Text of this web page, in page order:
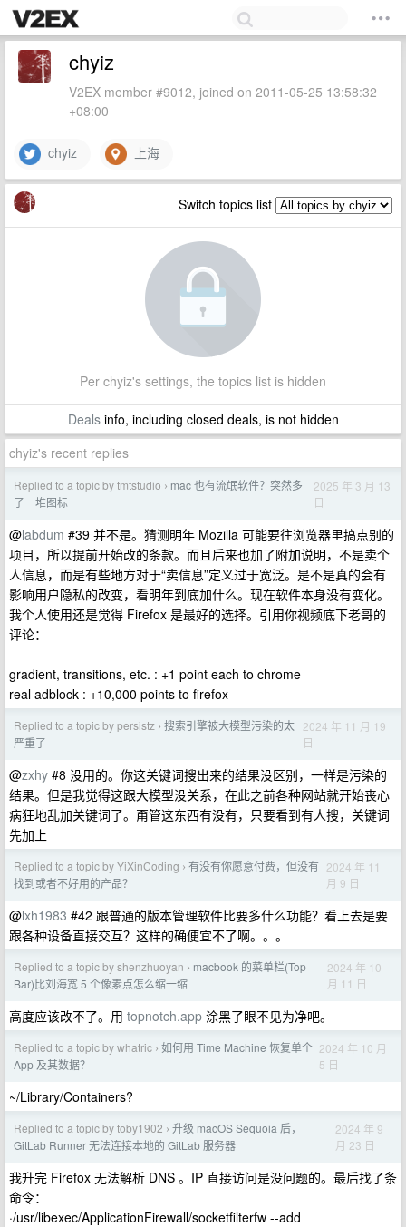
chyiz
V2EX member #9012, joined on 2011-05-25 13:58:32
+08:00
chyiz 上海
Switch topics list
Per chyiz's settings, the topics list is hidden
Dealsinfo, including closed deals, is not hidden
chyiz's recent replies
Replied to a topic by tmtstudio › mac 也有流氓软件？突然多
了一堆图标
2025 年 3 月 13
日
@labdum #39 并不是。猜测明年 Mozilla 可能要往浏览器里搞点别的
项目，所以提前开始改的条款。而且后来也加了附加说明，不是卖个
人信息，而是有些地方对于“卖信息”定义过于宽泛。是不是真的会有
影响用户隐私的改变，看明年到底加什么。现在软件本身没有变化。
我个人使用还是觉得 Firefox 是最好的选择。引用你视频底下老哥的
评论：
gradient, transitions, etc. : +1 point each to chrome
real adblock : +10,000 points to firefox
Replied to a topic by persistz › 搜索引擎被大模型污染的太
严重了
2024 年 11 月 19
日
@zxhy #8 没用的。你这关键词搜出来的结果没区别，一样是污染的
结果。但是我觉得这跟大模型没关系，在此之前各种网站就开始丧心
病狂地乱加关键词了。甭管这东西有没有，只要看到有人搜，关键词
先加上
Replied to a topic by YiXinCoding › 有没有你愿意付费，但没有
找到或者不好用的产品？
2024 年 11
月 9 日
@lxh1983 #42 跟普通的版本管理软件比要多什么功能？看上去是要
跟各种设备直接交互？这样的确便宜不了啊。。。
Replied to a topic by shenzhuoyan › macbook 的菜单栏(Top
Bar)比刘海宽 5 个像素点怎么缩一缩
2024 年 10
月 11 日
高度应该改不了。用 topnotch.app 涂黑了眼不见为净吧。
Replied to a topic by whatric › 如何用 Time Machine 恢复单个
App 及其数据？
2024 年 10 月
5 日
~/Library/Containers?
Replied to a topic by toby1902 › 升级 macOS Sequoia 后，
GitLab Runner 无法连接本地的 GitLab 服务器
2024 年 9
月 23 日
我升完 Firefox 无法解析 DNS 。IP 直接访问是没问题的。最后找了条
命令：
·/usr/libexec/ApplicationFirewall/socketfilterfw --add